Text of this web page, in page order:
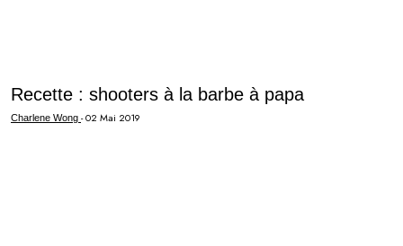
Recette : shooters à la barbe à papa
Charlene Wong -02 Mai 2019